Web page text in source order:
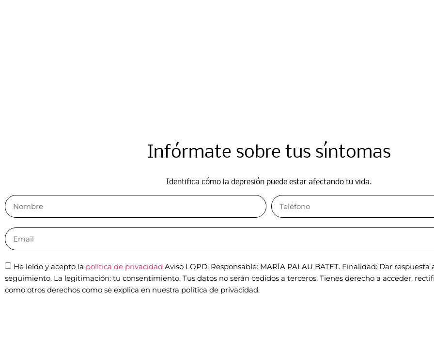
Infórmate sobre tus síntomas​
Identifica cómo la depresión puede estar afectando tu vida.​
He leído y acepto la política de privacidad Aviso LOPD. Responsable: MARÍA PALAU BATET. Finalidad: Dar
seguimiento. La legitimación: tu consentimiento. Tus datos no serán cedidos a terceros. Tienes derecho a acceder,
como otros derechos como se explica en nuestra política de privacidad.